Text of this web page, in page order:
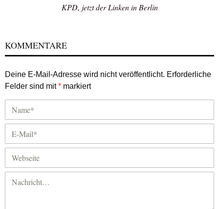
KPD, jetzt der Linken in Berlin
KOMMENTARE
Deine E-Mail-Adresse wird nicht veröffentlicht. Erforderliche
Felder sind mit* markiert